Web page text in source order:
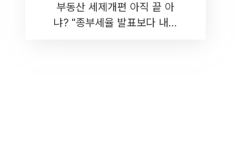
부동산 세제개편 아직 끝 아
냐? "종부세율 발표보다 내릴